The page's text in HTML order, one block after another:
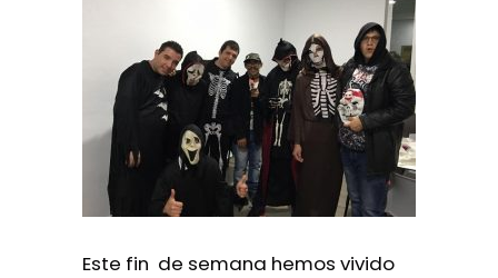
Este fin de semana hemos vivido